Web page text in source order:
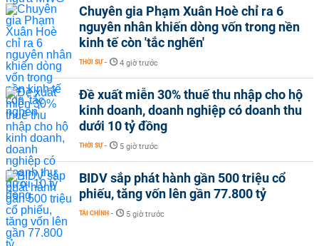
Chuyên gia Phạm Xuân Hoè chỉ ra 6
nguyên nhân khiến dòng vốn trong nền
kinh tế còn 'tắc nghẽn'
THỜI SỰ - 4 giờ trước
Đề xuất miễn 30% thuế thu nhập cho hộ
kinh doanh, doanh nghiệp có doanh thu
dưới 10 tỷ đồng
THỜI SỰ - 5 giờ trước
BIDV sắp phát hành gần 500 triệu cổ
phiếu, tăng vốn lên gần 77.800 tỷ
TÀI CHÍNH - 5 giờ trước